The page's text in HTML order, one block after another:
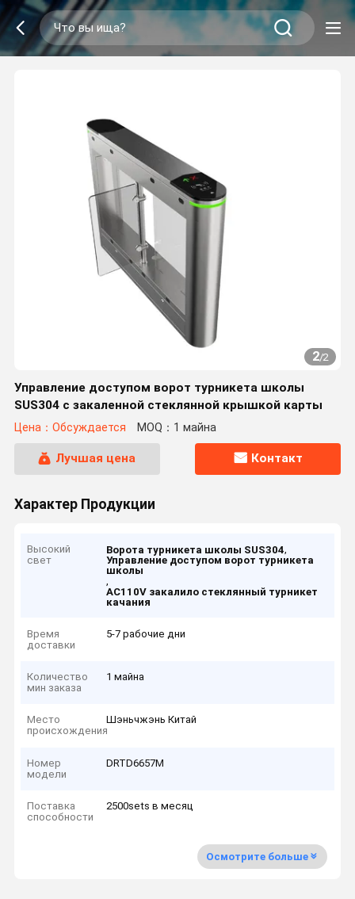
2/2
Управление доступом ворот турникета школы
SUS304 с закаленной стеклянной крышкой карты
Цена：Обсуждается MOQ：1 майна
Лучшая цена Контакт
Характер Продукции
Высокий
свет
Ворота турникета школы SUS304,
Управление доступом ворот турникета
школы
,
AC110V закалило стеклянный турникет
качания
Время
доставки
5-7 рабочие дни
Количество
мин заказа
1 майна
Место
происхождения
Шэньчжэнь Китай
Номер
модели
DRTD6657M
Поставка
способности
2500sets в месяц
Осмотрите больше